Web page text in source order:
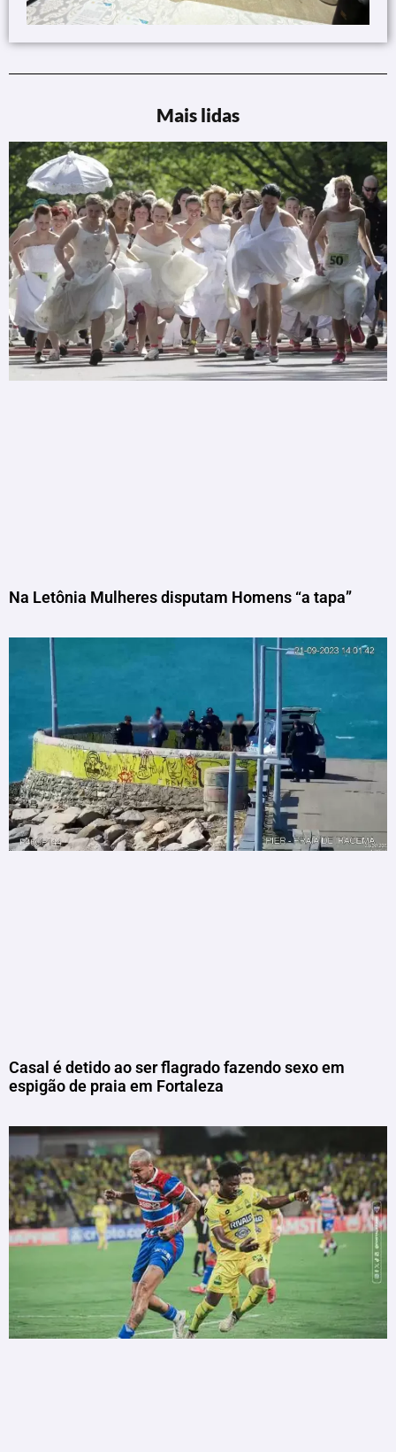
Mais lidas
Na Letônia Mulheres disputam Homens “a tapa”
Casal é detido ao ser flagrado fazendo sexo em
espigão de praia em Fortaleza